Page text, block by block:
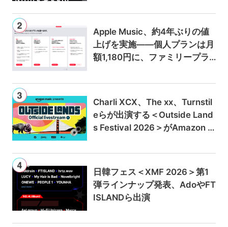
Apple Music、約4年ぶりの値
上げを実施——個人プランは月
額1,180円に、ファミリープラ
Charli XCX、The xx、Turnstil
eらが出演する＜Outside Land
s Festival 2026＞がAmazon M
ブ配信
日韓フェス＜XMF 2026＞第1
弾ラインナップ発表、AdoやFT
ISLANDら出演